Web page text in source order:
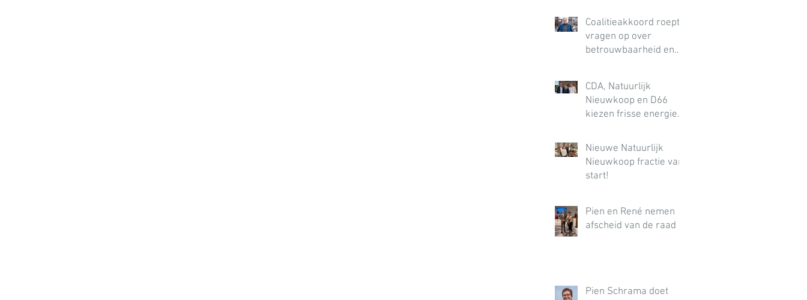
Coalitieakkoord roept
vragen op over
betrouwbaarheid en
CDA, Natuurlijk
Nieuwkoop en D66
kiezen frisse energie
voor de gemeente
Nieuwkoop
Nieuwe Natuurlijk
Nieuwkoop fractie van
start!
Pien en René nemen
afscheid van de raad
Pien Schrama doet